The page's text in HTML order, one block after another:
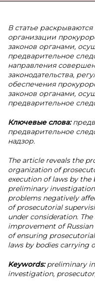
В статье
организации
законов органами,
предварительное
направления
законодательства,
обеспечения
законов органами,
предварительное
Ключевые слова:
предварительное
надзор.
The article reveals the
organization of
execution of laws by
preliminary
problems negatively
of prosecutorial
under consideration.
improvement of
of ensuring
laws by bodies carrying
Keywords:preliminary
investigation,